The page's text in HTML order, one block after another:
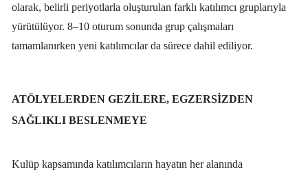
olarak, belirli periyotlarla oluşturulan farklı katılımcı gruplarıyla
yürütülüyor. 8–10 oturum sonunda grup çalışmaları
tamamlanırken yeni katılımcılar da sürece dahil ediliyor.
ATÖLYELERDEN GEZILERE, EGZERSIZDEN
SAĞLIKLI BESLENMEYE
Kulüp kapsamında katılımcıların hayatın her alanında